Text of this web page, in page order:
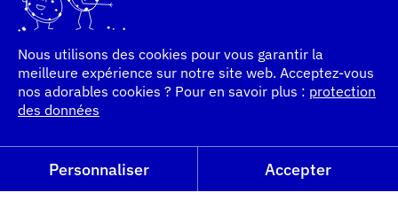
Nous utilisons des cookies pour vous garantir la
meilleure expérience sur notre site web. Acceptez-vous
nos adorables cookies ? Pour en savoir plus : protection
des données
Accepter
Personnaliser